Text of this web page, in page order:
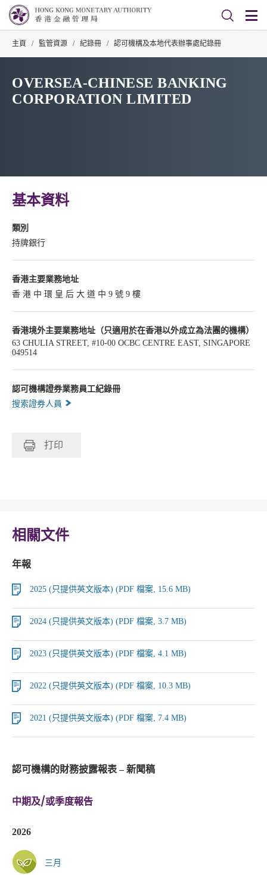
主頁 / 監管資源 / 紀錄冊 / 認可機構及本地代表辦事處紀錄冊
OVERSEA-CHINESE BANKING
CORPORATION LIMITED
基本資料
類別
持牌銀行
香港主要業務地址
香 港 中 環 皇 后 大 道 中 9 號 9 樓
香港境外主要業務地址（只適用於在香港以外成立為法團的機構）
63 CHULIA STREET, #10-00 OCBC CENTRE EAST, SINGAPORE
049514
認可機構證券業務員工紀錄冊
搜索證券人員
打印
相關文件
年報
2025 (只提供英文版本) (PDF 檔案, 15.6 MB)
2024 (只提供英文版本) (PDF 檔案, 3.7 MB)
2023 (只提供英文版本) (PDF 檔案, 4.1 MB)
2022 (只提供英文版本) (PDF 檔案, 10.3 MB)
2021 (只提供英文版本) (PDF 檔案, 7.4 MB)
認可機構的財務披露報表 – 新聞稿
中期及/或季度報告
2026
三月